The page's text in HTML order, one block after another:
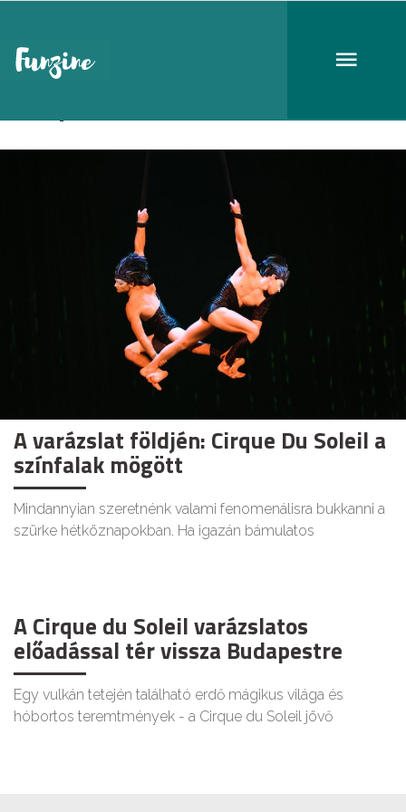
A varázslat földjén: Cirque Du Soleil a
színfalak mögött
Mindannyian szeretnénk valami fenomenálisra bukkanni a
szürke hétköznapokban. Ha igazán bámulatos
A Cirque du Soleil varázslatos
előadással tér vissza Budapestre
Egy vulkán tetején található erdő mágikus világa és
hóbortos teremtmények - a Cirque du Soleil jövő